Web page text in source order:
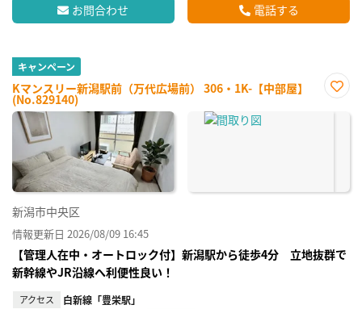
お問合わせ 電話する
キャンペーン
Kマンスリー新潟駅前（万代広場前） 306・1K-【中部屋】
(No.829140)
に入
新潟市中央区
情報更新日 2026/08/09 16:45
【管理人在中・オートロック付】新潟駅から徒歩4分 立地抜群で
新幹線やJR沿線へ利便性良い！
アクセス 白新線「豊栄駅」